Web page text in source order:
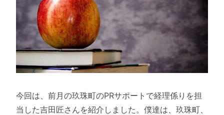
今回は、前月の玖珠町のPRサポートで経理係りを担
当した吉田匠さんを紹介しました。僕達は、玖珠町、